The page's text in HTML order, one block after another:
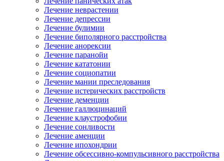
Лечение неврастении
Лечение депрессии
Лечение булимии
Лечение биполярного расстройства
Лечение анорексии
Лечение паранойи
Лечение кататонии
Лечение социопатии
Лечение мании преследования
Лечение истерических расстройств
Лечение деменции
Лечение галлюцинаций
Лечение клаустрофобии
Лечение сонливости
Лечение аменции
Лечение ипохондрии
Лечение обсессивно-компульсивного расстройства